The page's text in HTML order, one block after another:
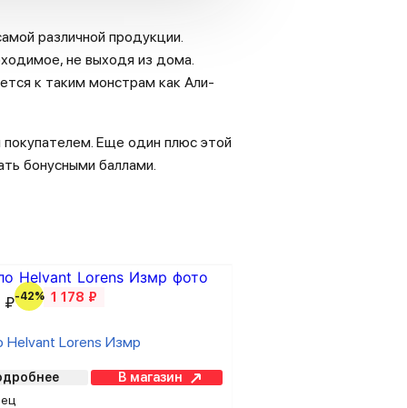
различной продукции.
не выходя из дома.
к таким монстрам как Али-
Еще один плюс этой
бонусными баллами.
₽-42% 1 178 ₽
Helvant Lorens Измр
В магазин